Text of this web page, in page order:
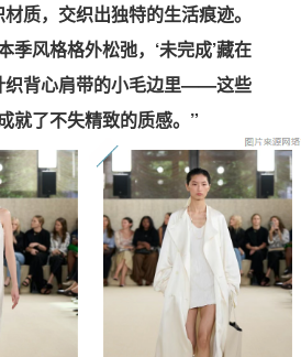
质，交织出独特的生活痕迹。
季风格格外松弛，‘未完成’藏在
织背心肩带的小毛边里——这些
就了不失精致的质感。”